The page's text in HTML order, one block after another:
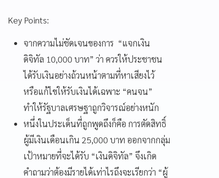
Key Points:
จากความไม่ชัดเจนของการ “แจกเงิน
ดิจิทัล 10,000 บาท” ว่า ควรให้ประชาชน
ได้รับเงินอย่างถ้วนหน้าตามที่หาเสียงไว้
หรือแก้ไขให้รับเงินได้เฉพาะ “คนจน”
ทำให้รัฐบาลเศรษฐาถูกวิจารณ์อย่างหนัก
หนึ่งในประเด็นที่ถูกพูดถึงก็คือ การตัดสิทธิ์
ผู้มีเงินเดือนเกิน 25,000 บาท ออกจากกลุ่ม
เป้าหมายที่จะได้รับ “เงินดิจิทัล” จึงเกิด
คำถามว่าต้องมีรายได้เท่าไรถึงจะเรียกว่า “ผู้